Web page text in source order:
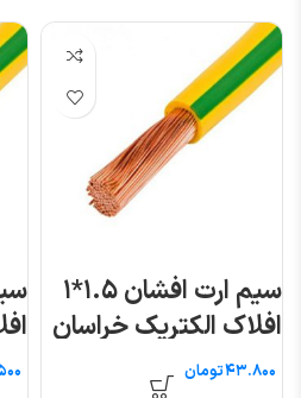
سیم ارت افشان ۱.۵*۱
افلاک الکتریک خراسان
(متری)تومان